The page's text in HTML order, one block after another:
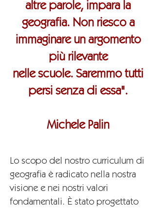
altre parole, impara la
geografia. Non riesco a
immaginare un argomento
più rilevante
nelle scuole. Saremmo tutti
persi senza di essa".
Michele Palin
Lo scopo del nostro curriculum di
geografia è radicato nella nostra
visione e nei nostri valori
fondamentali. È stato progettato